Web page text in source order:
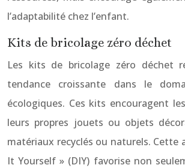
l’adaptabilité chez l’enfant.
Kits de bricolage zéro déchet
Les kits de bricolage zéro déchet
tendance croissante dans le
écologiques. Ces kits encouragent
leurs propres jouets ou objets
matériaux recyclés ou naturels. Cette
It Yourself » (DIY) favorise non